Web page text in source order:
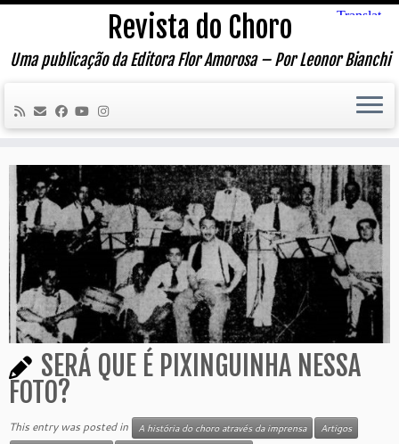
Skip
content
Revista do Choro
Uma publicação da Editora Flor Amorosa – Por Leonor Bianchi
SERÁ QUE É PIXINGUINHA NESSA
FOTO?
This entry was posted in A história do choro através da imprensa
Artigos